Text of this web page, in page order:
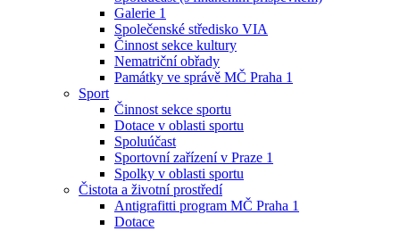
Galerie 1
Společenské středisko VIA
Činnost sekce kultury
Nematriční obřady
Památky ve správě MČ Praha 1
Sport
Činnost sekce sportu
Dotace v oblasti sportu
Spoluúčast
Sportovní zařízení v Praze 1
Spolky v oblasti sportu
Čistota a životní prostředí
Antigrafitti program MČ Praha 1
Dotace